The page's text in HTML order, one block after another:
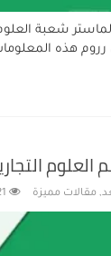
شعبة العلوم
هذه المعلومات
, مقالات مميزة